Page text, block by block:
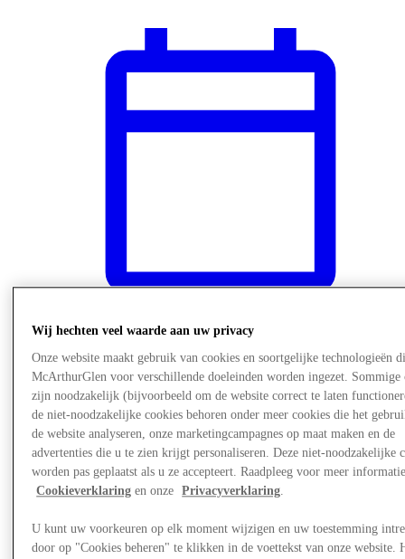
Nieuws
Wij hechten veel waarde aan uw privacy
Onze website maakt gebruik van cookies en soortgelijke technologieën
McArthurGlen voor verschillende doeleinden worden ingezet. Sommige
zijn noodzakelijk (bijvoorbeeld om de website correct te laten
de niet-noodzakelijke cookies behoren onder meer cookies die het
de website analyseren, onze marketingcampagnes op maat maken en de
advertenties die u te zien krijgt personaliseren. Deze niet-noodzakelijke
worden pas geplaatst als u ze accepteert. Raadpleeg voor meer
Cookieverklaring en onze Privacyverklaring.
U kunt uw voorkeuren op elk moment wijzigen en uw toestemming
door op "Cookies beheren" te klikken in de voettekst van onze website.